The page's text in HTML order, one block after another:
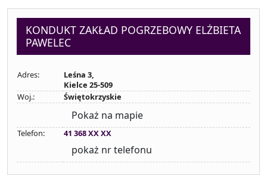
KONDUKT ZAKŁAD POGRZEBOWY ELŻBIETA
PAWELEC
Adres:
Leśna 3,
Kielce 25-509
Woj.:
Świętokrzyskie
Pokaż na mapie
Telefon: 41 368 XX XX
pokaż nr telefonu